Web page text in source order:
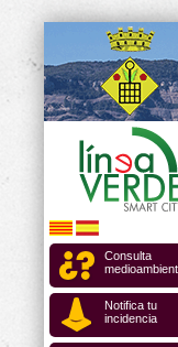
Consulta
Notifica tu
incidencia